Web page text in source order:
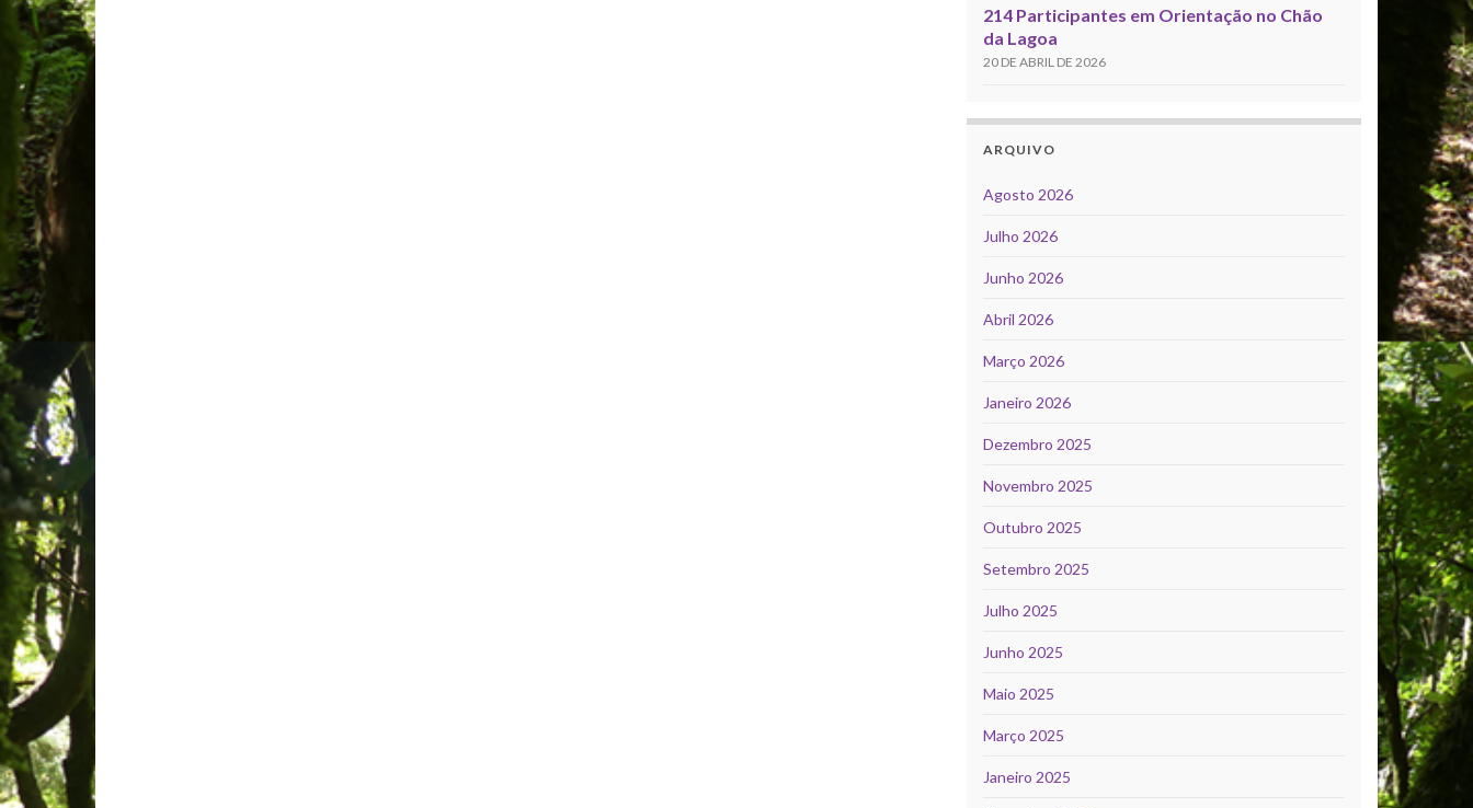
214 Participantes em Orientação no Chão
da Lagoa
20 DE ABRIL DE 2026
ARQUIVO
Agosto 2026
Julho 2026
Junho 2026
Abril 2026
Março 2026
Janeiro 2026
Dezembro 2025
Novembro 2025
Outubro 2025
Setembro 2025
Julho 2025
Junho 2025
Maio 2025
Março 2025
Janeiro 2025